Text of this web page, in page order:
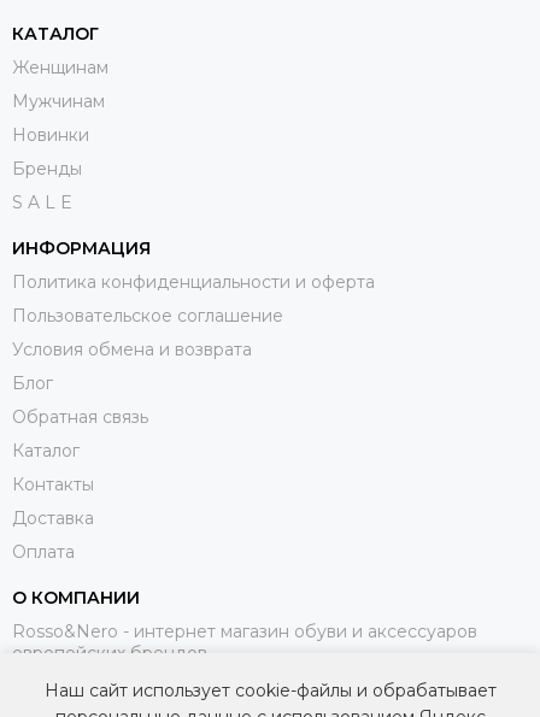
КАТАЛОГ
Женщинам
Мужчинам
Новинки
Бренды
S A L E
ИНФОРМАЦИЯ
Политика конфиденциальности и оферта
Пользовательское соглашение
Условия обмена и возврата
Блог
Обратная связь
Каталог
Контакты
Доставка
Оплата
О КОМПАНИИ
Rosso&Nero - интернет магазин обуви и аксессуаров
европейских брендов.
МЫ В СОЦИАЛЬНЫХ СЕТЯХ
Наш сайт использует cookie-файлы и обрабатывает